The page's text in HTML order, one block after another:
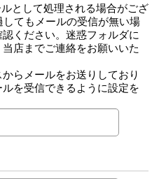
として処理される場合がござ
てもメールの受信が無い場
ください。迷惑フォルダに
店までご連絡をお願いいた
らメールをお送りしており
を受信できるように設定を